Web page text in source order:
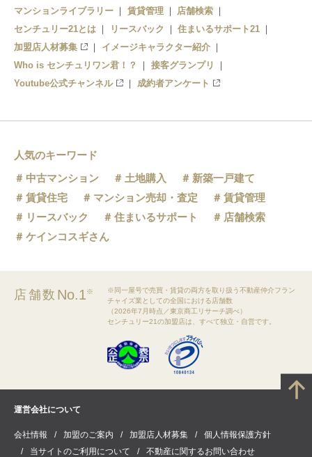
マンションライブラリー
賃貸管理
店舗検索
センチュリー21とは
リースバック
住まいるサポート21
加盟店人材募集
イメージキャラクター紹介
Who is センチュリワン君！？
接客グランプリ
Youtube公式チャンネル
成約者アンケート
人気のキーワード
中古マンション
土地購入
新築一戸建て
賃貸住宅
マンション売却・査定
賃貸管理
リースバック
住まいるサポート
店舗検索
ケインコスギさん
店舗数 No.1※
※同一屋号で売買・賃貸の両方を取り扱う不動産仲介フラン
チャイズ業としての全国における店舗数
（2026年7月時点／東京商工リサーチ調べ）
センチュリー21の加盟店は、すべて独立・自営です。
運営会社について
会社情報 加盟のご案内 加盟店人材募集
個人情報保護方針
当サイトのご利用について
不動産に関するお問い合わせ